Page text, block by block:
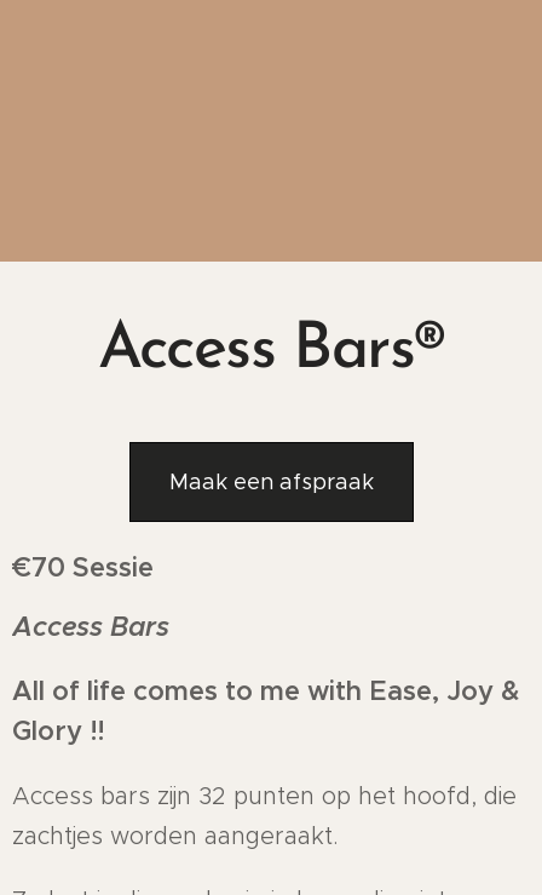
Access Bars®
Maak een afspraak
€70 Sessie
Access Bars
All of life comes to me with Ease, Joy &
Glory !!
Access bars zijn 32 punten op het hoofd, die
zachtjes worden aangeraakt.